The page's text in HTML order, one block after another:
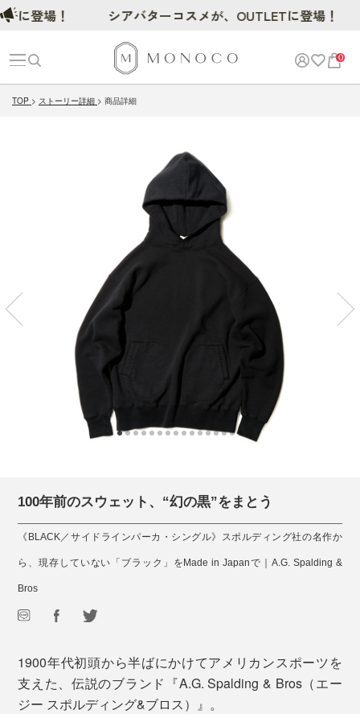
0
TOP ストーリー詳細 商品詳細
100年前のスウェット、“幻の黒”をまとう
《BLACK／サイドラインパーカ・シングル》スポルディング社の名作か
ら、現存していない「ブラック」をMade in Japanで｜A.G. Spalding &
Bros
1900年代初頭から半ばにかけてアメリカンスポーツを
支えた、伝説のブランド『A.G. Spalding & Bros（エー
ジー スポルディング&ブロス）』。
場！ シアバターコスメが、OUTLETに登場！